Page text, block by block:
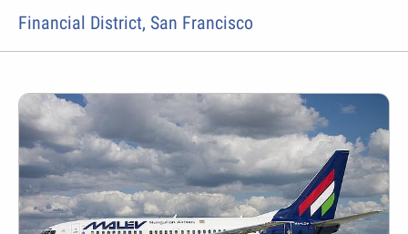
Financial District, San Francisco